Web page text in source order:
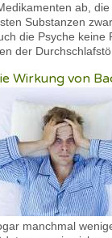
ab,
Substanzen
die Psyche keine
der
Wirkung von
manchmal